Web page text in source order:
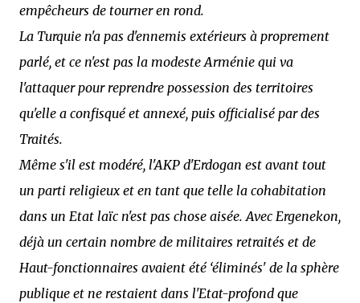
empêcheurs de tourner en rond.
La Turquie n'a pas d'ennemis extérieurs à proprement
parlé, et ce n'est pas la modeste Arménie qui va
l'attaquer pour reprendre possession des territoires
qu'elle a confisqué et annexé, puis officialisé par des
Traités.
Même s'il est modéré, l'AKP d'Erdogan est avant tout
un parti religieux et en tant que telle la cohabitation
dans un Etat laïc n'est pas chose aisée. Avec Ergenekon,
déjà un certain nombre de militaires retraités et de
Haut-fonctionnaires avaient été ‘éliminés' de la sphère
publique et ne restaient dans l'Etat-profond que